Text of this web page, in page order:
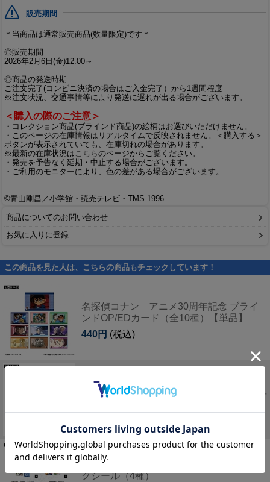
販売期間
＊当商品は通常販売商品(数量限定)です＊
◎販売期間
2026年2月6日(金)12:00～
◎商品の発送時期
ご注文完了(コンビニ決済の場合はご入金完了）から1週間程度
※注文状況、交通事情等により発送に遅れが出る場合がございます。
＜購入の際のご注意＞
・コレクション商品(ブラインド商品)の絵柄はお選びいただけません。
・このページの在庫情報はリアルタイムで反映されません。＜購入する＞
ボタンが表示されていても、在庫切れの場合があります。
※最新の在庫状況は こちらのページからご覧ください。
・発売を予告なく延期・中止する場合がございます。
・ご利用のモニターにより、色の差がある場合がございます。
©青山剛昌／小学館・読売テレビ・TMS 1996
商品についてのお問い合わせ
お気に入りに登録
この商品を見た人は、こちらの商品もチェックしています！
名探偵コナン アニメ30周年記念 ブライ
ンドOP/EDカード（全10種）【単品】
440円 (税込)
名探偵コナン アニメ30周年記念 ブライ
ンドデフォルメBIG缶バッジ（全8種）【単
名探偵コナン アニメ30周年記念 フレー
クシール（4種）